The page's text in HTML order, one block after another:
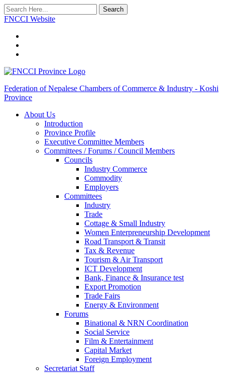
Search
FNCCI Website
Federation of Nepalese Chambers of Commerce & Industry - Koshi
Province
About Us
Introduction
Province Profile
Executive Committee Members
Committees / Forums / Council Members
Councils
Industry Commerce
Commodity
Employers
Committees
Industry
Trade
Cottage & Small Industry
Women Enterpreneurship Development
Road Transport & Transit
Tax & Revenue
Tourism & Air Transport
ICT Development
Bank, Finance & Insurance test
Export Promotion
Trade Fairs
Energy & Environment
Forums
Binational & NRN Coordination
Social Service
Film & Entertainment
Capital Market
Foreign Employment
Secretariat Staff